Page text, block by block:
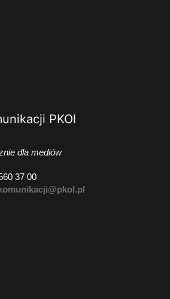
PKOl
dla mediów
37 00